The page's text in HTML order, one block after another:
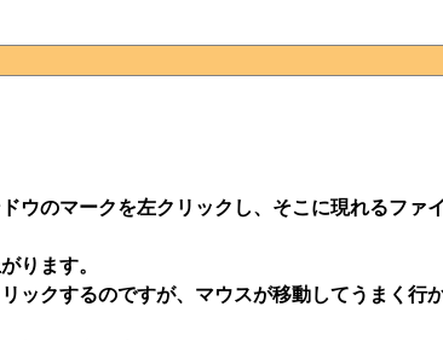
のマークを左クリックし、そこに現れるファ
ります。
クするのですが、マウスが移動してうまく行